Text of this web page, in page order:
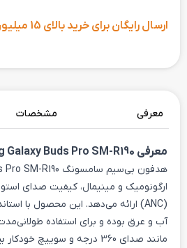
ارسال رایگان برای خرید بالای 15 میلیون.
معرفی مشخصات
معرفی Galaxy Buds Pro SM-R190
ارگونومیک و مینیمال، کیفیت صدای
آب و عرق بوده و برای استفاده
مانند صدای 360 درجه و